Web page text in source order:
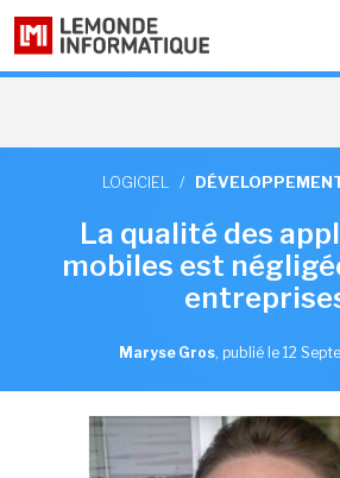
LOGICIEL /
La qualité des
mobiles est
Maryse Gros, publié le 12